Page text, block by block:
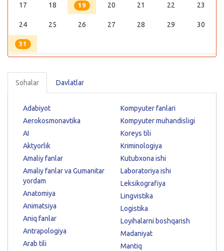
17 18 19 20 21 22 23
24 25 26 27 28 29 30
31
Sohalar Davlatlar
Adabiyot
Aerokosmonavtika
AI
Aktyorlik
Amaliy fanlar
Amaliy fanlar va Gumanitar
yordam
Anatomiya
Animatsiya
Aniq fanlar
Antrapologiya
Arab tili
Kompyuter fanlari
Kompyuter muhandisligi
Koreys tili
Kriminologiya
Kutubxona ishi
Laboratoriya ishi
Leksikografiya
Lingvistika
Logistika
Loyihalarni boshqarish
Madaniyat
Mantiq